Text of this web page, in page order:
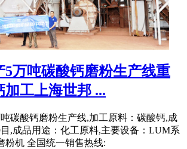
5万吨碳酸钙磨粉生产线重
加工上海世邦 ...
碳酸钙磨粉生产线,加工原料：碳酸钙,成
,成品用途：化工原料,主要设备：LUM系
粉机 全国统一销售热线: